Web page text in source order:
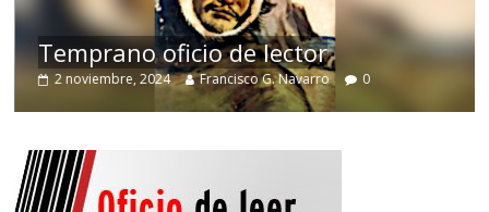
Temprano oficio de lector
2 noviembre, 2024 Francisco G. Navarro 0